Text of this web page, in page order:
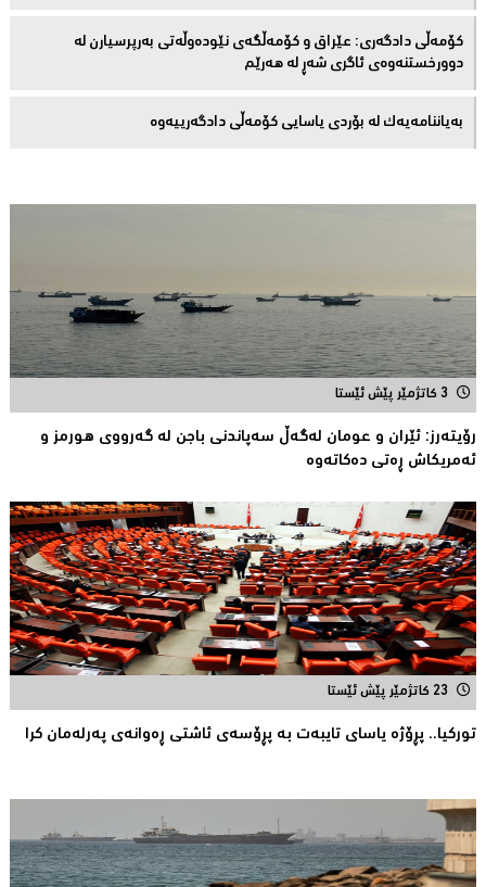
کۆمەڵى دادگەرى: عێراق و كۆمەڵگەی نێودەوڵەتی بەرپرسیارن لە
دوورخستنەوەى ئاگری شەڕ لە هەرێم
بەیاننامەیەک لە بۆردی یاسایی کۆمەڵی دادگەرییەوە
3 کاتژمێر پێش ئێستا
رۆیتەرز: ئێران و عومان لەگەڵ سەپاندنی باجن لە گەرووی هورمز و
ئەمریکاش ڕەتی دەکاتەوە
23 کاتژمێر پێش ئێستا
توركیا.. پڕۆژه‌ یاسای تایبه‌ت به‌ پڕۆسه‌ی ئاشتی ڕه‌وانه‌ی په‌رله‌مان كرا